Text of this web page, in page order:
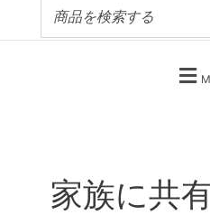
家族に共